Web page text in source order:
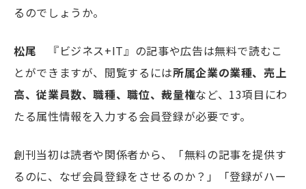
るのでしょうか。
松尾 『ビジネス+IT』の記事や広告は無料で読むこ
とができますが、閲覧するには所属企業の業種、売上
高、従業員数、職種、職位、裁量権など、13項目にわ
たる属性情報を入力する会員登録が必要です。
創刊当初は読者や関係者から、「無料の記事を提供す
るのに、なぜ会員登録をさせるのか？」「登録がハー